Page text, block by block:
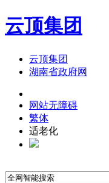
云顶集团
云顶集团
湖南省政府网
网站无障碍
繁体
适老化